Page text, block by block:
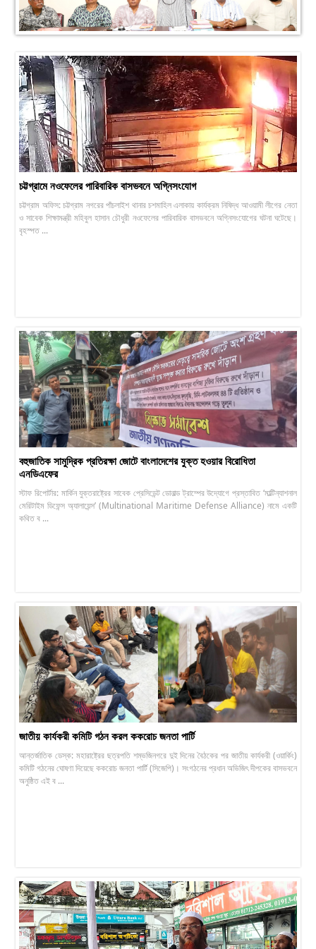
চট্টগ্রামে নওফেলের পারিবারিক বাসভবনে অগ্নিসংযোগ
চট্টগ্রাম অফিস: চট্টগ্রাম নগরের পাঁচলাইশ থানার চশমাহিল এলাকায় কার্যক্রম নিষিদ্ধ আওয়ামী লীগের নেতা
ও সাবেক শিক্ষামন্ত্রী মহিবুল হাসান চৌধুরী নওফেলের পারিবারিক বাসভবনে অগ্নিসংযোগের ঘটনা ঘটেছে।
বৃহস্পত ...
বহুজাতিক সামুদ্রিক প্রতিরক্ষা জোটে বাংলাদেশের যুক্ত হওয়ার বিরোধিতা
এনডিএফের
স্টাফ রিপোর্টার: মার্কিন যুক্তরাষ্ট্রের সাবেক প্রেসিডেন্ট ডোনাল্ড ট্রাম্পের উদ্যোগে প্রস্তাবিত ‘মাল্টিন্যাশনাল
মেরিটাইম ডিফেন্স অ্যালায়েন্স’ (Multinational Maritime Defense Alliance) নামে একটি
কথিত ব ...
জাতীয় কার্যকরী কমিটি গঠন করল ককরোচ জনতা পার্টি
আন্তর্জাতিক ডেস্ক: মহারাষ্ট্রের ছত্রপতি শম্ভজিনগরে দুই দিনের বৈঠকের পর জাতীয় কার্যকরী (ওয়ার্কিং)
কমিটি গঠনের ঘোষণা দিয়েছে ককরোচ জনতা পার্টি (সিজেপি)। সংগঠনের প্রধান অভিজিৎ দীপকের বাসভবনে
অনুষ্ঠিত এই ব ...